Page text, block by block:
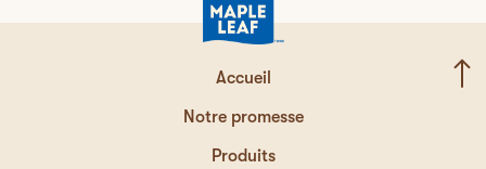
Accueil
Notre promesse
Produits